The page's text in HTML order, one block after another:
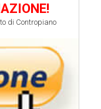
di Contropiano